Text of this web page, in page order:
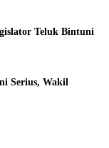
Teluk Bintuni
Serius, Wakil